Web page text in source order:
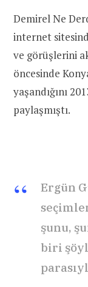
Demirel Ne
internet
ve görüşlerini
öncesinde
yaşandığını
paylaşmıştı.
Ergün
şunu,
biri